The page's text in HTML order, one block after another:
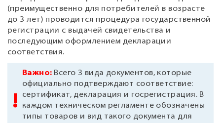
(преимущественно для потребителей в возрасте
до 3 лет) проводится процедура государственной
регистрации с выдачей свидетельства и
последующим оформлением декларации
соответствия.
Всего 3 вида документов, которые
официально подтверждают соответствие:
сертификат, декларация и госрегистрация. В
каждом техническом регламенте обозначены
типы товаров и вид такого документа для